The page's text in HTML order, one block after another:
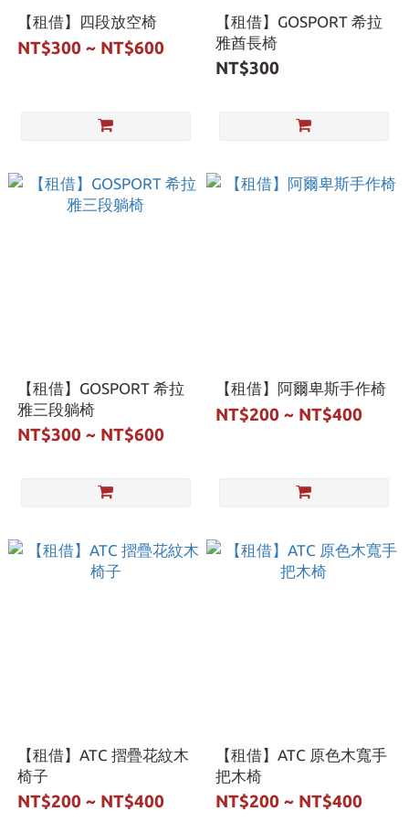
【租借】四段放空椅
NT$300 ~ NT$600
【租借】GOSPORT 希拉
雅酋長椅
NT$300
【租借】GOSPORT 希拉
雅三段躺椅
NT$300 ~ NT$600
【租借】阿爾卑斯手作椅
NT$200 ~ NT$400
【租借】ATC 摺疊花紋木
椅子
NT$200 ~ NT$400
【租借】ATC 原色木寬手
把木椅
NT$200 ~ NT$400